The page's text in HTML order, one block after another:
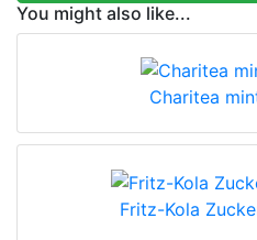
You might also like...
Charitea
Fritz-Kola